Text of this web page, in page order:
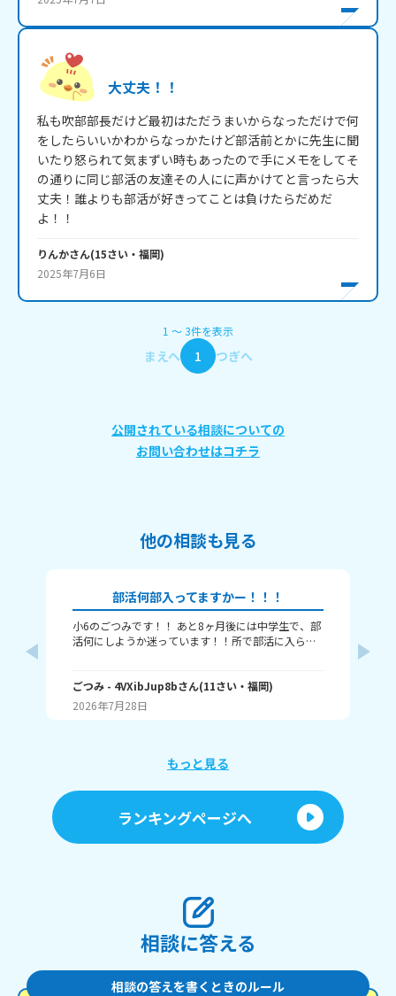
大丈夫！！
私も吹部部長だけど最初はただうまいからなっただけで何
をしたらいいかわからなっかたけど部活前とかに先生に聞
いたり怒られて気まずい時もあったので手にメモをしてそ
の通りに同じ部活の友達その人にに声かけてと言ったら大
丈夫！誰よりも部活が好きってことは負けたらだめだ
よ！！
りんかさん(15さい・ 福岡)
2025年7月6日
1 〜3件を表示
まえへ 1 つぎへ
公開されている相談についての
お問い合わせはコチラ
他の相談も見る
部活何部入ってますかー！！！
小6のごつみです！！ あと8ヶ月後には中学生で、部
活何にしようか迷っています！！所で部活に入られ
欲しいです！！よろしくお願いします！
ごつみ - 4VXibJup8bさん(11さい・ 福岡)
2026年7月28日
もっと見る
ランキングページへ
相談に答える
相談の答えを書くときのルール